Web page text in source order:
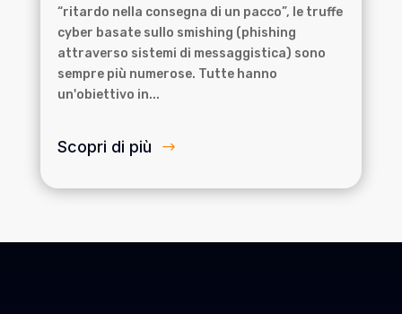
“ritardo nella consegna di un pacco”, le truffe
cyber basate sullo smishing (phishing
attraverso sistemi di messaggistica) sono
sempre più numerose. Tutte hanno
un'obiettivo in...
Scopri di più